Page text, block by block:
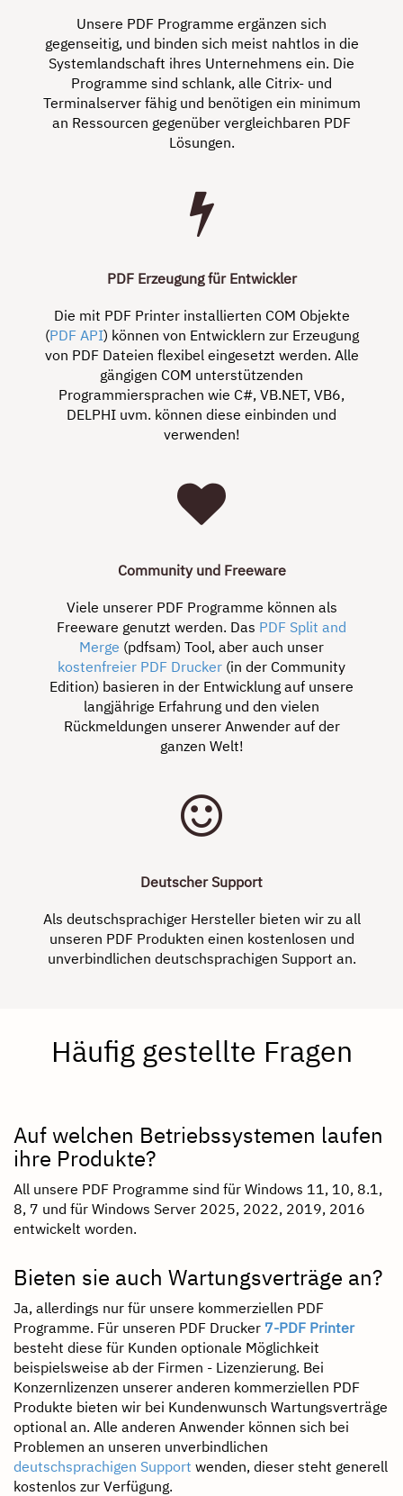
Unsere PDF Programme ergänzen sich
gegenseitig, und binden sich meist nahtlos in die
Systemlandschaft ihres Unternehmens ein. Die
Programme sind schlank, alle Citrix- und
Terminalserver fähig und benötigen ein minimum
an Ressourcen gegenüber vergleichbaren PDF
Lösungen.
PDF Erzeugung für Entwickler
Die mit PDF Printer installierten COM Objekte
(PDF API) können von Entwicklern zur Erzeugung
von PDF Dateien flexibel eingesetzt werden. Alle
gängigen COM unterstützenden
Programmiersprachen wie C#, VB.NET, VB6,
DELPHI uvm. können diese einbinden und
verwenden!
Community und Freeware
Viele unserer PDF Programme können als
Freeware genutzt werden. Das PDF Split and
Merge (pdfsam) Tool, aber auch unser
kostenfreier PDF Drucker (in der Community
Edition) basieren in der Entwicklung auf unsere
langjährige Erfahrung und den vielen
Rückmeldungen unserer Anwender auf der
ganzen Welt!
Deutscher Support
Als deutschsprachiger Hersteller bieten wir zu all
unseren PDF Produkten einen kostenlosen und
unverbindlichen deutschsprachigen Support an.
Häufig gestellte Fragen
Auf welchen Betriebssystemen laufen
ihre Produkte?
All unsere PDF Programme sind für Windows 11, 10, 8.1,
8, 7 und für Windows Server 2025, 2022, 2019, 2016
entwickelt worden.
Bieten sie auch Wartungsverträge an?
Ja, allerdings nur für unsere kommerziellen PDF
Programme. Für unseren PDF Drucker 7-PDF Printer
besteht diese für Kunden optionale Möglichkeit
beispielsweise ab der Firmen - Lizenzierung. Bei
Konzernlizenzen unserer anderen kommerziellen PDF
Produkte bieten wir bei Kundenwunsch Wartungsverträge
optional an. Alle anderen Anwender können sich bei
Problemen an unseren unverbindlichen
deutschsprachigen Support wenden, dieser steht generell
kostenlos zur Verfügung.